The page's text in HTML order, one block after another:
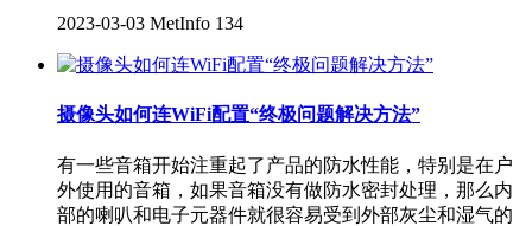
2023-03-03 MetInfo 134
摄像头如何连WiFi配置“终极问题解决方法”
有一些音箱开始注重起了产品的防水性能，特别是在户
外使用的音箱，如果音箱没有做防水密封处理，那么内
部的喇叭和电子元器件就很容易受到外部灰尘和湿气的